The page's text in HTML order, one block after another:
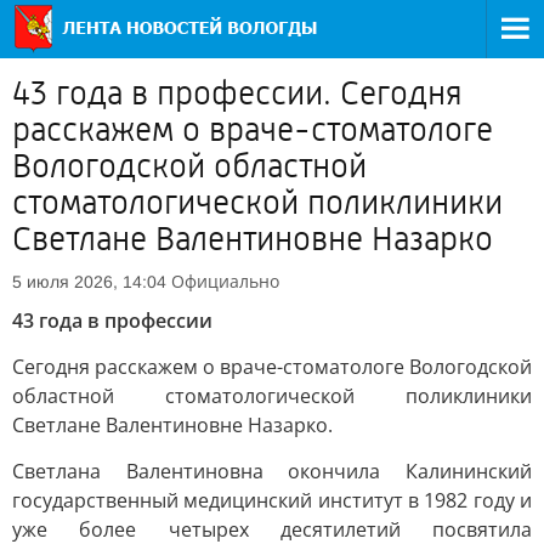
43 года в профессии. Сегодня
расскажем о враче-стоматологе
Вологодской областной
стоматологической поликлиники
Светлане Валентиновне Назарко
5 июля 2026, 14:04 Официально
43 года в профессии
Сегодня расскажем о враче-стоматологе Вологодской
областной стоматологической поликлиники
Светлане Валентиновне Назарко.
Светлана Валентиновна окончила Калининский
государственный медицинский институт в 1982 году и
уже более четырех десятилетий посвятила